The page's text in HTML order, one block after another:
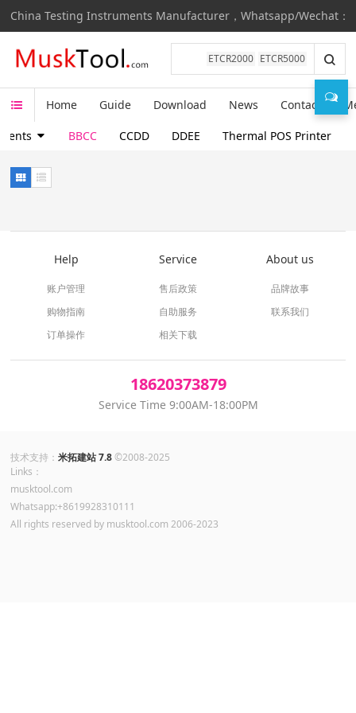
China Testing Instruments Manufacturer，Whatsapp/Wechat：
ETCR2000 ETCR5000
Home Guide Download News Contact
BBCC CCDD DDEE Thermal POS Printer
Help
账户管理
购物指南
订单操作
Service
售后政策
自助服务
相关下载
About us
品牌故事
联系我们
18620373879
Service Time 9:00AM-18:00PM
技术支持：米拓建站 7.8©2008-2025
Links：
musktool.com
Whatsapp:+8619928310111
All rights reserved by musktool.com 2006-2023